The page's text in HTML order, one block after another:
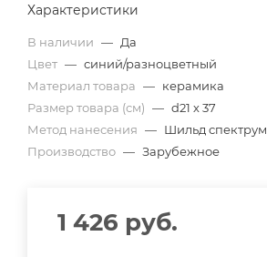
Характеристики
В наличии — Да
Цвет — синий/разноцветный
Материал товара — керамика
Размер товара (см) — d21 х 37
Метод нанесения — Шильд спектрум
Производство — Зарубежное
1 426 руб.